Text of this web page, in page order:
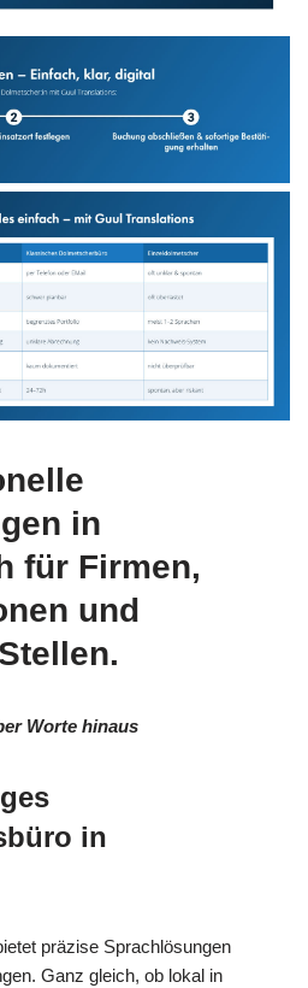
in
für Firmen,
und
Worte hinaus
in
präzise Sprachlösungen
Ganz gleich, ob lokal in